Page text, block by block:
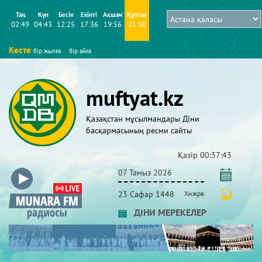
Таң
02:49
Күн
04:43
Бесін
12:25
Екінті
17:36
Ақшам
19:56
Құптан
21:50
Кесте бір жылға бір айға
muftyat.kz
Қазақстан мұсылмандары Діни
басқармасының ресми сайты
Қазір 00:37:43
07 Тамыз 2026
23 Сафар 1448 Хижра
ДІНИ МЕРЕКЕЛЕР